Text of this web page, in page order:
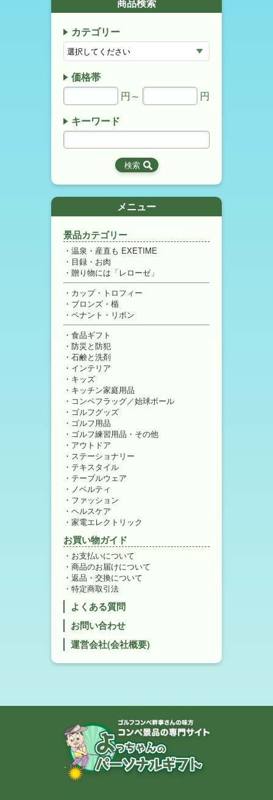
カテゴリー
価格帯
円～
円
キーワード
メニュー
景品カテゴリー
温泉・産直も EXETIME
目録・お肉
贈り物には「レローゼ」
カップ・トロフィー
ブロンズ・楯
ペナント・リボン
食品ギフト
防災と防犯
石鹸と洗剤
インテリア
キッズ
キッチン家庭用品
コンペフラッグ／始球ボール
ゴルフグッズ
ゴルフ用品
ゴルフ練習用品・その他
アウトドア
ステーショナリー
テキスタイル
テーブルウェア
ノベルティ
ファッション
ヘルスケア
家電エレクトリック
お買い物ガイド
お支払いについて
商品のお届けについて
返品・交換について
特定商取引法
よくある質問
お問い合わせ
運営会社(会社概要)